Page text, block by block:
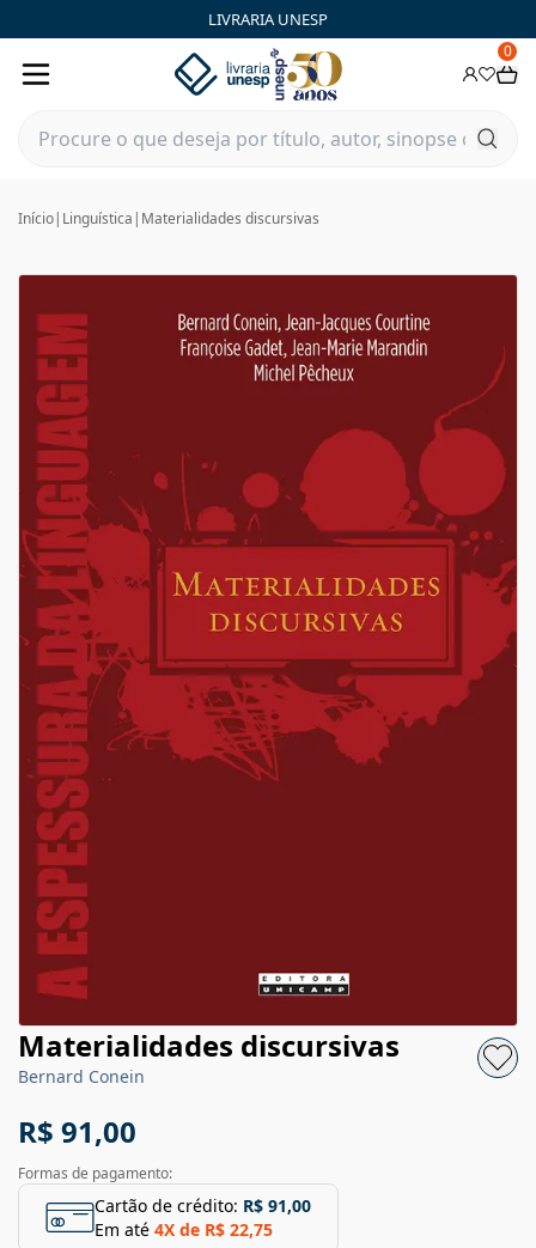
LIVRARIA UNESP
0
Início| Linguística | Materialidades discursivas
Materialidades discursivas
Bernard Conein
R$ 91,00
Formas de pagamento:
Cartão de crédito: R$ 91,00
Em até 4X de R$ 22,75